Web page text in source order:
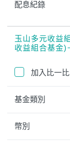
配息紀錄
玉山多元收益
收益組合基金)
加入比一比
基金類別
幣別